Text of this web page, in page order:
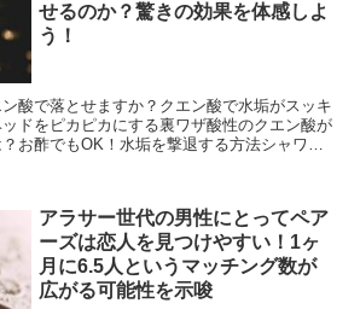
せるのか？驚きの効果を体感しよ
う！
酸で落とせますか？クエン酸で水垢がスッキ
ドをピカピカにする裏ワザ酸性のクエン酸が
お酢でもOK！水垢を撃退する方法シャワー
アラサー世代の男性にとってペア
ーズは恋人を見つけやすい！1ヶ
月に6.5人というマッチング数が
広がる可能性を示唆